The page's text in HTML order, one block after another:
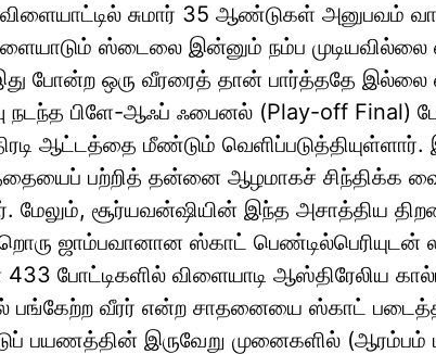
விளையாட்டில் சுமார் 35 ஆண்டுகள் அனுபவம்
ஸ்டைலை இன்னும் நம்ப
போன்ற ஒரு வீரரைத் தான் பார்த்ததே இல்லை
நடந்த பிளே-ஆஃப் ஃபைனல் (Play-off Final)
ஆட்டத்தை மீண்டும்
பற்றித் தன்னை ஆழமாகச் சிந்திக்க
மேலும், சூர்யவன்ஷியின் இந்த அசாத்திய
ஜாம்பவானான ஸ்காட் பெண்டில்பெரியுடன்
போட்டிகளில் விளையாடி ஆஸ்திரேலிய
பங்கேற்ற வீரர் என்ற சாதனையை ஸ்காட்
பயணத்தின் இருவேறு முனைகளில் (ஆரம்பம்